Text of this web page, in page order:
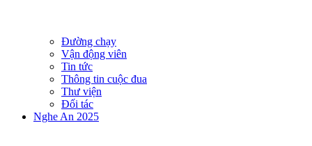
Đường chạy
Vận động viên
Tin tức
Thông tin cuộc đua
Thư viện
Đối tác
Nghe An 2025